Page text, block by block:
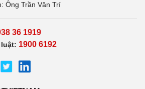
Ông Trần Văn Trí
36 1919
1900 6192